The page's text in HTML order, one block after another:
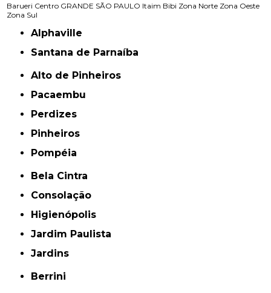
Barueri Centro GRANDE SÃO PAULO Itaim Bibi Zona Norte Zona Oeste
Zona Sul
Alphaville
Santana de Parnaíba
Alto de Pinheiros
Pacaembu
Perdizes
Pinheiros
Pompéia
Bela Cintra
Consolação
Higienópolis
Jardim Paulista
Jardins
Berrini